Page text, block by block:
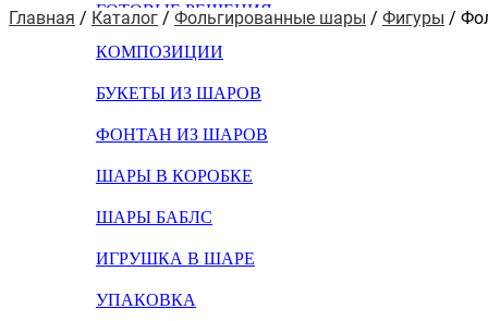
ГОТОВЫЕ РЕШЕНИЯ
КОМПОЗИЦИИ
БУКЕТЫ ИЗ ШАРОВ
ФОНТАН ИЗ ШАРОВ
ШАРЫ В КОРОБКЕ
ШАРЫ БАБЛС
ИГРУШКА В ШАРЕ
УПАКОВКА
Главная / Каталог / Фольгированные шары / Фигуры /